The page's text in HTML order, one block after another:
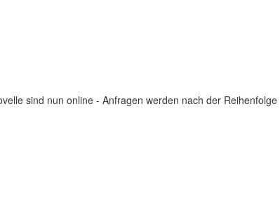
sind nun online - Anfragen werden nach der Reihenfolge